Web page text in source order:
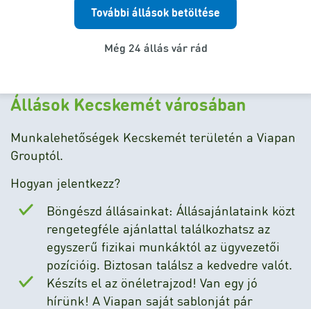
További állások betöltése
Még 24 állás vár rád
Állások Kecskemét városában
Munkalehetőségek Kecskemét területén a Viapan
Grouptól.
Hogyan jelentkezz?
Böngészd állásainkat: Állásajánlataink közt
rengetegféle ajánlattal találkozhatsz az
egyszerű fizikai munkáktól az ügyvezetői
pozícióig. Biztosan találsz a kedvedre valót.
Készíts el az önéletrajzod! Van egy jó
hírünk! A Viapan saját sablonját pár